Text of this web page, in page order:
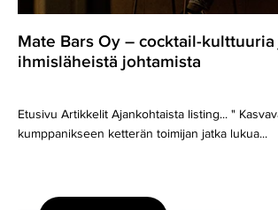
Mate Bars Oy – cocktail-kulttuuria
ihmisläheistä johtamista
Etusivu Artikkelit Ajankohtaista listing... "
kumppanikseen ketterän toimijan jatka lukua...